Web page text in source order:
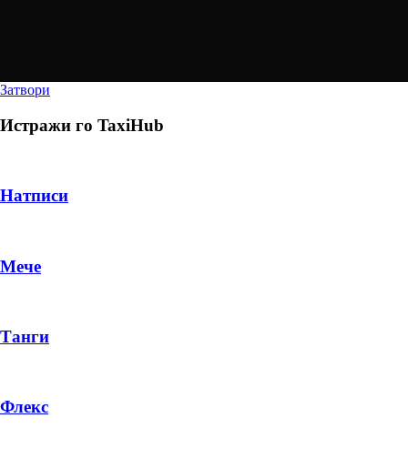
Затвори
Истражи го TaxiHub
Натписи
Мече
Танги
Флекс